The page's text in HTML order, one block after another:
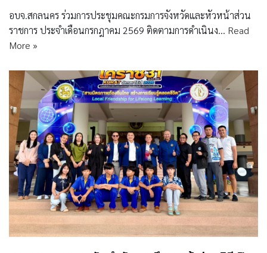
อบจ.สกลนคร ร่วมการประชุมคณะกรมการจังหวัดและหัวหน้าส่วน
ราชการ ประจำเดือนกรกฎาคม 2569 ติดตามการดำเนินง… Read
More »